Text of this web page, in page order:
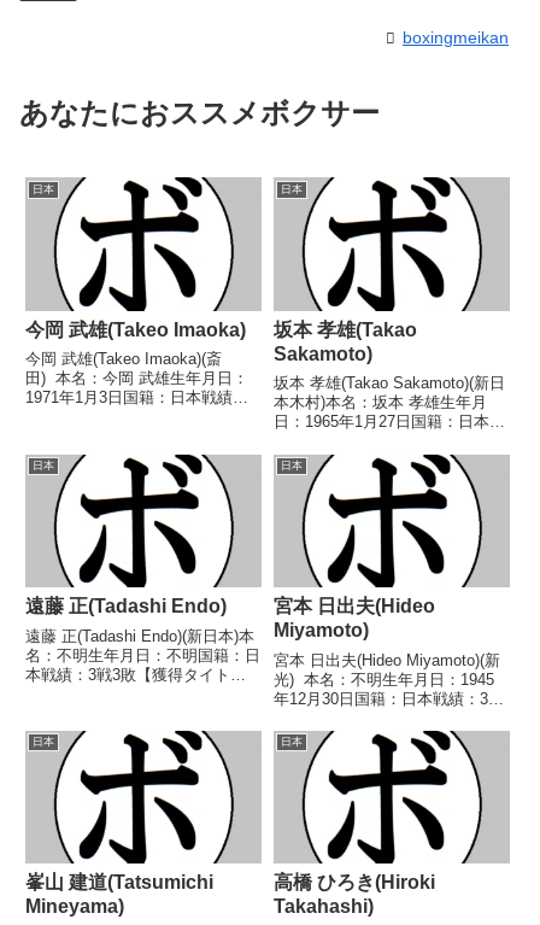
boxingmeikan
あなたにおススメボクサー
日本
今岡 武雄(Takeo Imaoka)
今岡 武雄(Takeo Imaoka)(斎
田) 本名：今岡 武雄生年月日：
1971年1月3日国籍：日本戦績：
フェザー級優勝1994年度A級トー
ナメントフェザー級優...
日本
坂本 孝雄(Takao
Sakamoto)
坂本 孝雄(Takao Sakamoto)(新日
本木村)本名：坂本 孝雄生年月
日：1965年1月27日国籍：日本戦
トル】1987年度B級トーナメント
ウェルター級優勝第24代日本ス
ーパーウェルター級王座【...
日本
遠藤 正(Tadashi Endo)
遠藤 正(Tadashi Endo)(新日本)本
名：不明生年月日：不明国籍：日
本戦績：3戦3敗【獲得タイト
1948/01/03 ●4R判定 (採点不
明) 原田 盛造(日新)※東日本
日本
宮本 日出夫(Hideo
Miyamoto)
宮本 日出夫(Hideo Miyamoto)(新
光) 本名：不明生年月日：1945
年12月30日国籍：日本戦績：38
トル】なし 【戦歴】
1963/07/07 ○4R判定 (採点不
明) 西 武範(...
日本
峯山 建道(Tatsumichi
Mineyama)
日本
高橋 ひろき(Hiroki
Takahashi)